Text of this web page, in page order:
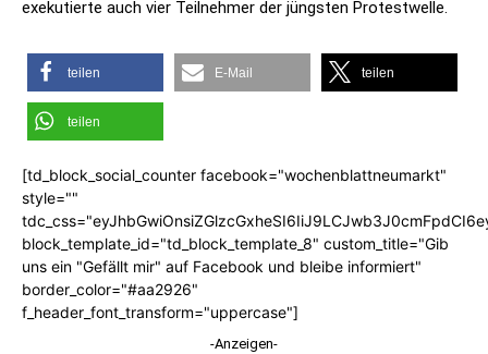
exekutierte auch vier Teilnehmer der jüngsten Protestwelle.
teilen E-Mail teilen
teilen
[td_block_social_counter facebook="wochenblattneumarkt"
style=""
block_template_id="td_block_template_8" custom_title="Gib
uns ein "Gefällt mir" auf Facebook und bleibe informiert"
border_color="#aa2926"
f_header_font_transform="uppercase"]
-Anzeigen-